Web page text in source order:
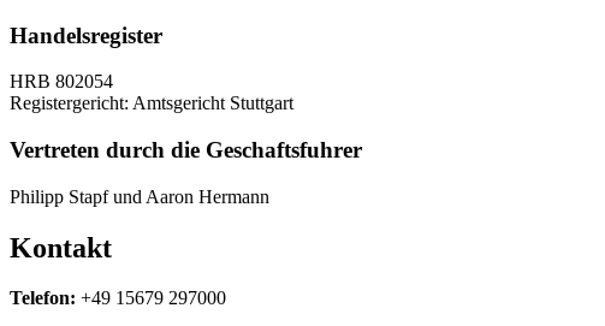
Handelsregister
HRB 802054
Registergericht: Amtsgericht Stuttgart
Vertreten durch die Geschaftsfuhrer
Philipp Stapf und Aaron Hermann
Kontakt
Telefon: +49 15679 297000